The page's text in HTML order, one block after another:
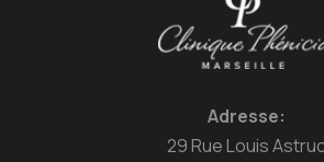
Adresse:
29 Rue Louis Astruc